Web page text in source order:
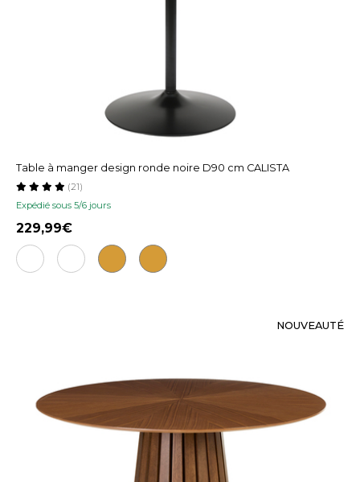
Table à manger design ronde noire D90 cm CALISTA
Expédié sous 5/6 jours
(21)
229,99
NOUVEAUTÉ